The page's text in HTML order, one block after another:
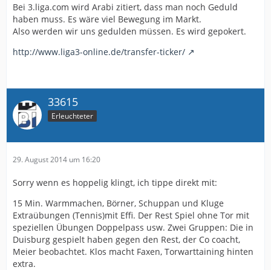
Bei 3.liga.com wird Arabi zitiert, dass man noch Geduld
haben muss. Es wäre viel Bewegung im Markt.
Also werden wir uns gedulden müssen. Es wird gepokert.
http://www.liga3-online.de/transfer-ticker/
33615
Erleuchteter
29. August 2014 um 16:20
Sorry wenn es hoppelig klingt, ich tippe direkt mit:
15 Min. Warmmachen, Börner, Schuppan und Kluge
Extraübungen (Tennis)mit Effi. Der Rest Spiel ohne Tor mit
speziellen Übungen Doppelpass usw. Zwei Gruppen: Die in
Duisburg gespielt haben gegen den Rest, der Co coacht,
Meier beobachtet. Klos macht Faxen, Torwarttaining hinten
extra.